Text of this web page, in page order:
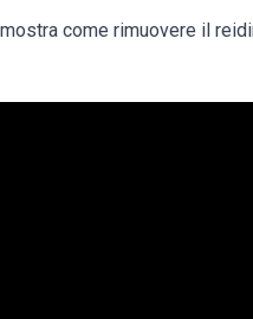
come rimuovere il